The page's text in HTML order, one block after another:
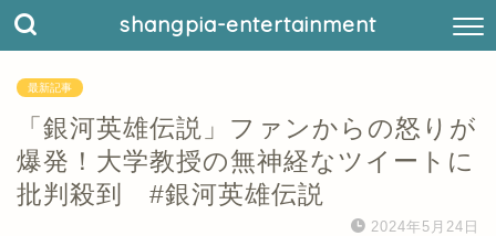
shangpia-entertainment
最新記事
「銀河英雄伝説」ファンからの怒りが
爆発！大学教授の無神経なツイートに
批判殺到 #銀河英雄伝説
2024年5月24日